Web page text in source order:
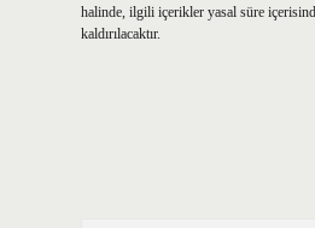
halinde, ilgili içerikler yasal süre
kaldırılacaktır.